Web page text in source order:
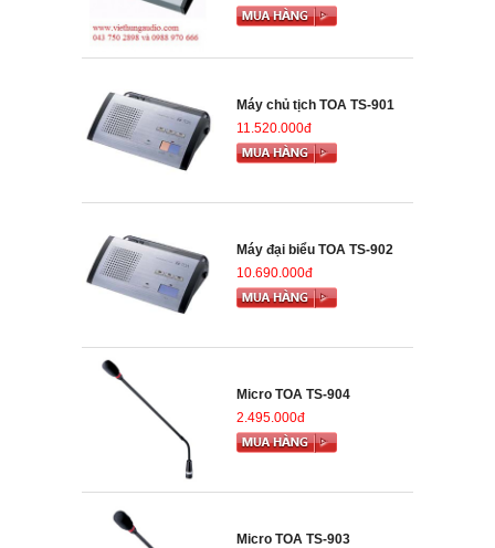
Máy chủ tịch TOA TS-901
11.520.000đ
Máy đại biểu TOA TS-902
10.690.000đ
Micro TOA TS-904
2.495.000đ
Micro TOA TS-903